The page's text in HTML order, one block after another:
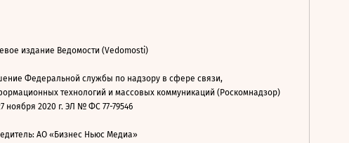
издание Ведомости (Vedomosti)
Федеральной службы по надзору в сфере связи,
технологий и массовых коммуникаций (Роскомнадзор)
ноября 2020 г. ЭЛ № ФС 77-79546
АО «Бизнес Ньюс Медиа»